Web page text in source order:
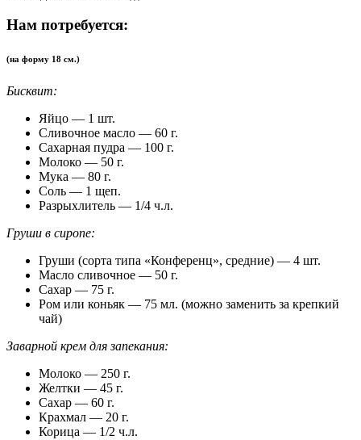
Нам потребуется:
(на форму 18 см.)
Бисквит:
Яйцо — 1 шт.
Сливочное масло — 60 г.
Сахарная пудра — 100 г.
Молоко — 50 г.
Мука — 80 г.
Соль — 1 щеп.
Разрыхлитель — 1/4 ч.л.
Груши в сиропе:
Груши (сорта типа «Конференц», средние) — 4 шт.
Масло сливочное — 50 г.
Сахар — 75 г.
Ром или коньяк — 75 мл. (можно заменить за крепкий
чай)
Заварной крем для запекания:
Молоко — 250 г.
Желтки — 45 г.
Сахар — 60 г.
Крахмал — 20 г.
Корица — 1/2 ч.л.